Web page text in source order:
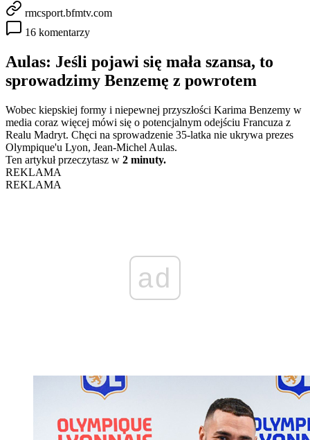
rmcsport.bfmtv.com
16 komentarzy
Aulas: Jeśli pojawi się mała szansa, to
sprowadzimy Benzemę z powrotem
Wobec kiepskiej formy i niepewnej przyszłości Karima Benzemy w
media coraz więcej mówi się o potencjalnym odejściu Francuza z
Realu Madryt. Chęci na sprowadzenie 35-latka nie ukrywa prezes
Olympique'u Lyon, Jean-Michel Aulas.
Ten artykuł przeczytasz w 2 minuty.
REKLAMA
REKLAMA
ad